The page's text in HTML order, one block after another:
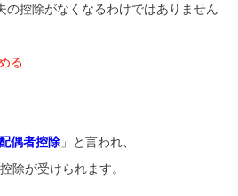
の控除がなくなるわけではありません
る
偶者控除 」と言われ、
除が受けられます。